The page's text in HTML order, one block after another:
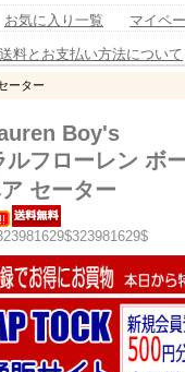
お気に入り一覧
マイペ
送料とお支払い方法について
ーター
Boy's
ルフローレン ボ
セーター